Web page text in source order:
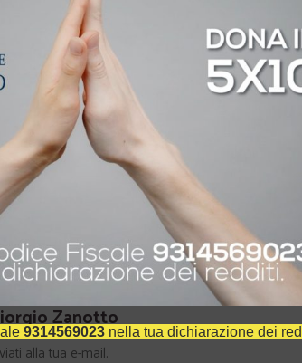
Elena Bertuzzi
Concerti in provincia 2006
25 Maggio 2006
Zanotto
alla tua e-mail.
9314569023 nella tua dichiarazione dei